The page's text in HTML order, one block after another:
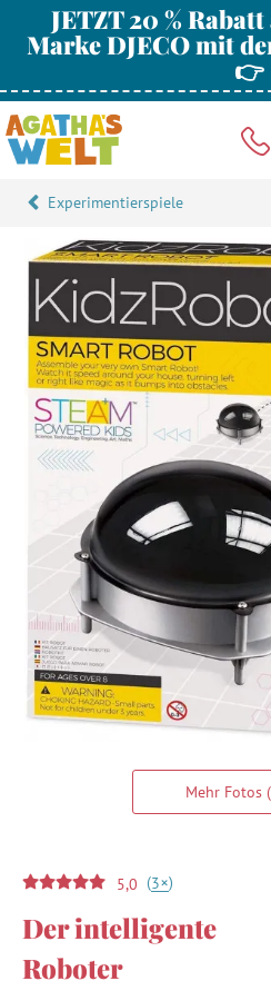
JETZT 20 %
Marke DJECO mit
👉
Experimentierspiele
Mehr Fotos
5,0 (3+)
Der intelligente
Roboter